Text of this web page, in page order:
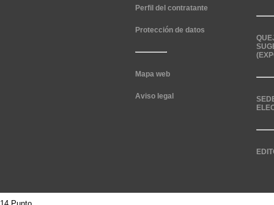
Perfil del contratante
Protección de datos
Mapa web
Aviso legal